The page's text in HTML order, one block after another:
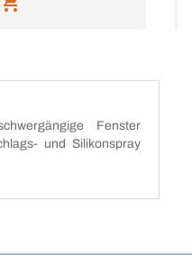
Fenster
und Silikonspray